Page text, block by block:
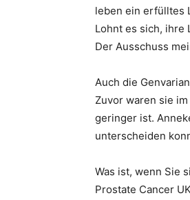
leben ein erfülltes
Lohnt es sich, ihre
Der Ausschuss
Auch die
Zuvor waren sie
geringer ist.
unterscheiden
Was ist, wenn Sie
Prostate Cancer